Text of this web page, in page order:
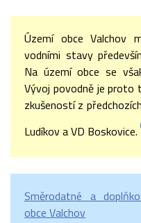
Území obce Valchov
vodními stavy
Na území obce se
Vývoj povodně je proto
zkušeností z
Ludíkov a VD Boskovice.
Směrodatné a
obce Valchov